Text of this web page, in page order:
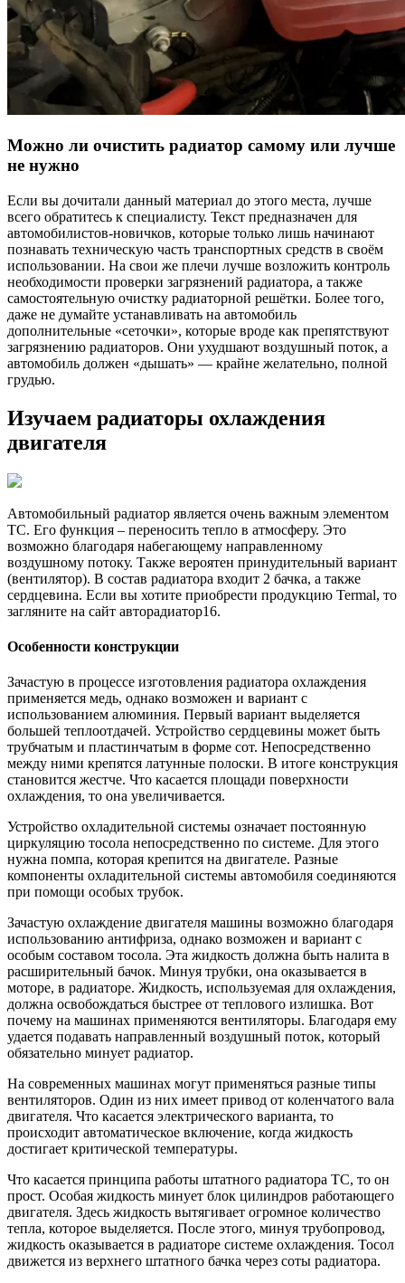
Можно ли очистить радиатор самому или лучше
не нужно
Если вы дочитали данный материал до этого места, лучше
всего обратитесь к специалисту. Текст предназначен для
автомобилистов-новичков, которые только лишь начинают
познавать техническую часть транспортных средств в своём
использовании. На свои же плечи лучше возложить контроль
необходимости проверки загрязнений радиатора, а также
самостоятельную очистку радиаторной решётки. Более того,
даже не думайте устанавливать на автомобиль
дополнительные «сеточки», которые вроде как препятствуют
загрязнению радиаторов. Они ухудшают воздушный поток, а
автомобиль должен «дышать» — крайне желательно, полной
грудью.
Изучаем радиаторы охлаждения
двигателя
Автомобильный радиатор является очень важным элементом
ТС. Его функция – переносить тепло в атмосферу. Это
возможно благодаря набегающему направленному
воздушному потоку. Также вероятен принудительный вариант
(вентилятор). В состав радиатора входит 2 бачка, а также
сердцевина. Если вы хотите приобрести продукцию Termal, то
загляните на сайт авторадиатор16.
Особенности конструкции
Зачастую в процессе изготовления радиатора охлаждения
применяется медь, однако возможен и вариант с
использованием алюминия. Первый вариант выделяется
большей теплоотдачей. Устройство сердцевины может быть
трубчатым и пластинчатым в форме сот. Непосредственно
между ними крепятся латунные полоски. В итоге конструкция
становится жестче. Что касается площади поверхности
охлаждения, то она увеличивается.
Устройство охладительной системы означает постоянную
циркуляцию тосола непосредственно по системе. Для этого
нужна помпа, которая крепится на двигателе. Разные
компоненты охладительной системы автомобиля соединяются
при помощи особых трубок.
Зачастую охлаждение двигателя машины возможно благодаря
использованию антифриза, однако возможен и вариант с
особым составом тосола. Эта жидкость должна быть налита в
расширительный бачок. Минуя трубки, она оказывается в
моторе, в радиаторе. Жидкость, используемая для охлаждения,
должна освобождаться быстрее от теплового излишка. Вот
почему на машинах применяются вентиляторы. Благодаря ему
удается подавать направленный воздушный поток, который
обязательно минует радиатор.
На современных машинах могут применяться разные типы
вентиляторов. Один из них имеет привод от коленчатого вала
двигателя. Что касается электрического варианта, то
происходит автоматическое включение, когда жидкость
достигает критической температуры.
Что касается принципа работы штатного радиатора ТС, то он
прост. Особая жидкость минует блок цилиндров работающего
двигателя. Здесь жидкость вытягивает огромное количество
тепла, которое выделяется. После этого, минуя трубопровод,
жидкость оказывается в радиаторе системе охлаждения. Тосол
движется из верхнего штатного бачка через соты радиатора.